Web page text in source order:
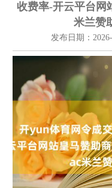
收费率-开云平台网
米兰赞
发布日期：